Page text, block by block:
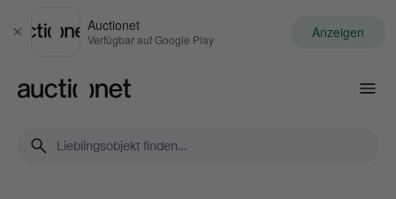
Schließen
Auctionet
Verfügbar auf Google Play Anzeigen